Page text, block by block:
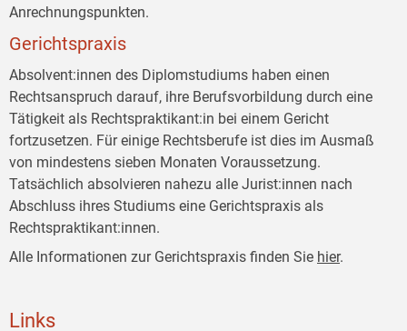
Anrechnungspunkten.
Gerichtspraxis
Absolvent:innen des Diplomstudiums haben einen
Rechtsanspruch darauf, ihre Berufsvorbildung durch eine
Tätigkeit als Rechtspraktikant:in bei einem Gericht
fortzusetzen. Für einige Rechtsberufe ist dies im Ausmaß
von mindestens sieben Monaten Voraussetzung.
Tatsächlich absolvieren nahezu alle Jurist:innen nach
Abschluss ihres Studiums eine Gerichtspraxis als
Rechtspraktikant:innen.
Alle Informationen zur Gerichtspraxis finden Sie hier.
Links